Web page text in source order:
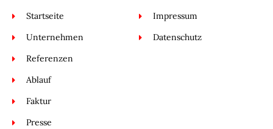
Impressum
Datenschutz
Startseite
Unternehmen
Referenzen
Ablauf
Faktur
Presse